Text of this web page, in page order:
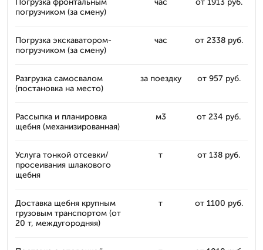
Погрузка фронтальным
погрузчиком (за смену)
час от 1913 руб.
Погрузка экскаватором-
погрузчиком (за смену)
час от 2338 руб.
Разгрузка самосвалом
(постановка на место)
за поездку от 957 руб.
Рассыпка и планировка
щебня (механизированная)
м3 от 234 руб.
Услуга тонкой отсевки/
просеивания шлакового
щебня
т от 138 руб.
Доставка щебня крупным
грузовым транспортом (от
20 т, междугородняя)
т от 1100 руб.